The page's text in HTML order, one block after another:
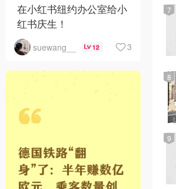
在小红书纽约办公室给小
红书庆生！
suewang__ 12 3